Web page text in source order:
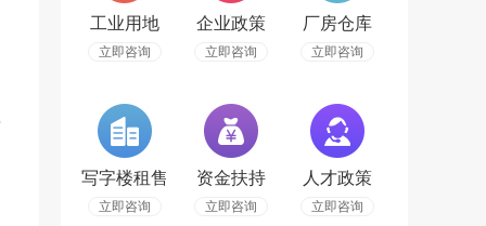
工业用地
立即咨询
企业政策
立即咨询
厂房仓库
立即咨询
写字楼租售
立即咨询
资金扶持
立即咨询
人才政策
立即咨询